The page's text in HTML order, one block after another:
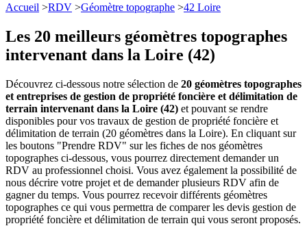
Accueil >RDV >Géomètre topographe >42 Loire
Les 20 meilleurs géomètres topographes
intervenant dans la Loire (42)
Découvrez ci-dessous notre sélection de 20 géomètres topographes
et entreprises de gestion de propriété foncière et délimitation de
terrain intervenant dans la Loire (42) et pouvant se rendre
disponibles pour vos travaux de gestion de propriété foncière et
délimitation de terrain (20 géomètres dans la Loire). En cliquant sur
les boutons "Prendre RDV" sur les fiches de nos géomètres
topographes ci-dessous, vous pourrez directement demander un
RDV au professionnel choisi. Vous avez également la possibilité de
nous décrire votre projet et de demander plusieurs RDV afin de
gagner du temps. Vous pourrez recevoir différents géomètres
topographes ce qui vous permettra de comparer les devis gestion de
propriété foncière et délimitation de terrain qui vous seront proposés.